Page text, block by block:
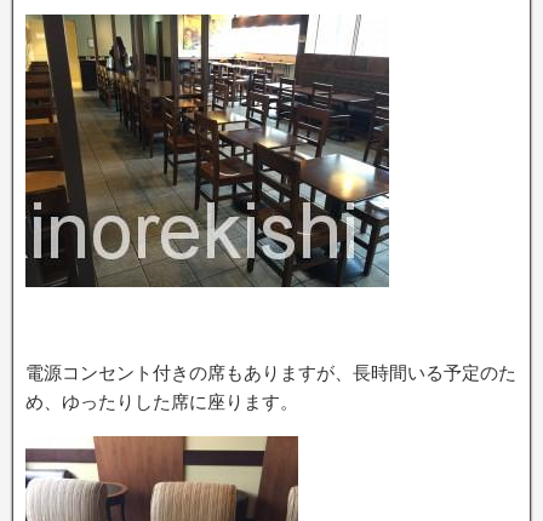
電源コンセント付きの席もありますが、長時間いる予定のた
め、ゆったりした席に座ります。